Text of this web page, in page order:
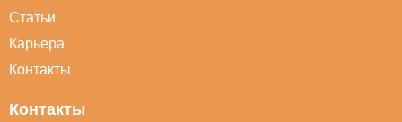
Статьи
Карьера
Контакты
Контакты